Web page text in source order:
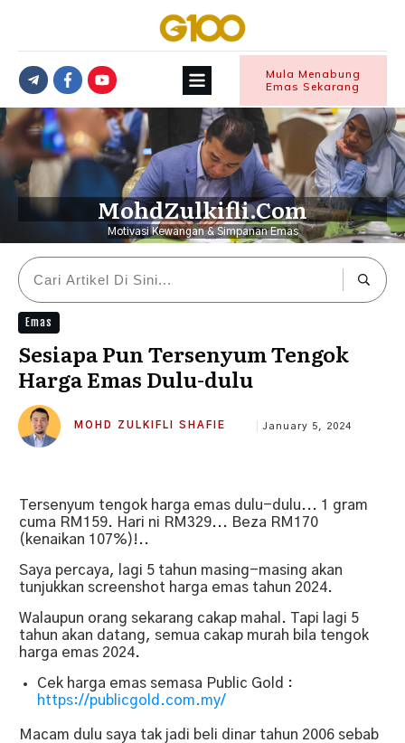
Mula Menabung
Emas Sekarang
MohdZulkifli.Com
Motivasi Kewangan & Simpanan Emas
Emas
Sesiapa Pun Tersenyum Tengok
Harga Emas Dulu-dulu
MOHD ZULKIFLI SHAFIE January 5, 2024
Tersenyum tengok harga emas dulu-dulu... 1 gram
cuma RM159. Hari ni RM329... Beza RM170
(kenaikan 107%)!..
Saya percaya, lagi 5 tahun masing-masing akan
tunjukkan screenshot harga emas tahun 2024.
Walaupun orang sekarang cakap mahal. Tapi lagi 5
tahun akan datang, semua cakap murah bila tengok
harga emas 2024.
Cek harga emas semasa Public Gold :
https://publicgold.com.my/
Macam dulu saya tak jadi beli dinar tahun 2006 sebab